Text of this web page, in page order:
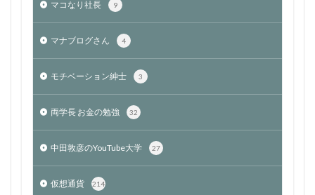
マコなり社長 9
マナブログさん 4
モチベーション紳士 3
両学長 お金の勉強 32
中田敦彦のYouTube大学 27
仮想通貨 214